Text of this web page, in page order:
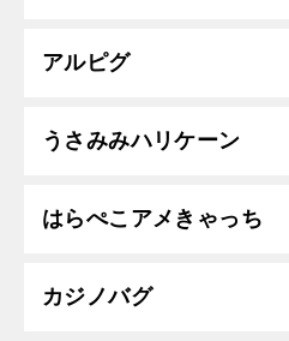
アルピグ
うさみみハリケーン
はらぺこアメきゃっち
カジノバグ